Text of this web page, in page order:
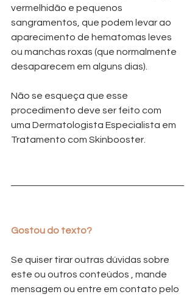
vermelhidão e pequenos
sangramentos, que podem levar ao
aparecimento de hematomas leves
ou manchas roxas (que normalmente
desaparecem em alguns dias).
Não se esqueça que esse
procedimento deve ser feito com
uma Dermatologista Especialista em
Tratamento com Skinbooster.
Gostou do texto?
Se quiser tirar outras dúvidas sobre
este ou outros conteúdos , mande
mensagem ou entre em contato pelo